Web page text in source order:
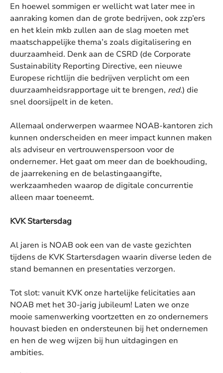
En hoewel sommigen er wellicht wat later mee in
aanraking komen dan de grote bedrijven, ook zzp’ers
en het klein mkb zullen aan de slag moeten met
maatschappelijke thema’s zoals digitalisering en
duurzaamheid. Denk aan de CSRD (de Corporate
Sustainability Reporting Directive, een nieuwe
Europese richtlijn die bedrijven verplicht om een
duurzaamheidsrapportage uit te brengen, red.) die
snel doorsijpelt in de keten.
Allemaal onderwerpen waarmee NOAB-kantoren zich
kunnen onderscheiden en meer impact kunnen maken
als adviseur en vertrouwenspersoon voor de
ondernemer. Het gaat om meer dan de boekhouding,
de jaarrekening en de belastingaangifte,
werkzaamheden waarop de digitale concurrentie
alleen maar toeneemt.
KVK Startersdag
Al jaren is NOAB ook een van de vaste gezichten
tijdens de KVK Startersdagen waarin diverse leden de
stand bemannen en presentaties verzorgen.
Tot slot: vanuit KVK onze hartelijke felicitaties aan
NOAB met het 30-jarig jubileum! Laten we onze
mooie samenwerking voortzetten en zo ondernemers
houvast bieden en ondersteunen bij het ondernemen
en hen de weg wijzen bij hun uitdagingen en
ambities.